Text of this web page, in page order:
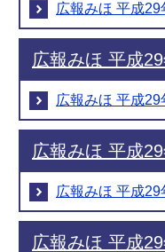
広報みほ 平成29
広報みほ 平成
広報みほ 平成29
広報みほ 平成
広報みほ 平成29
広報みほ 平成